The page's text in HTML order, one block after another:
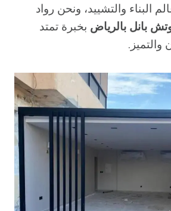
البناء والتشييد، ونحن رواد
بانل بالرياض بخبرة تمتد
والتميز.